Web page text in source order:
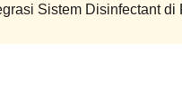
Sistem Disinfectant